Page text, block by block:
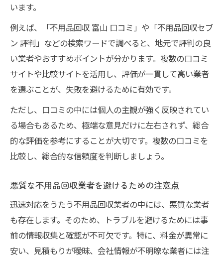
います。
例えば、「不用品回収 富山 口コミ」や「不用品回収セブ
ン 評判」などの検索ワードで調べると、地元で評判の良
い業者やおすすめポイントが分かります。複数の口コミ
サイトや比較サイトを活用し、評価が一貫して高い業者
を選ぶことが、失敗を避けるために有効です。
ただし、口コミの中には個人の主観が強く反映されてい
る場合もあるため、極端な意見だけに左右されず、総合
的な評価を参考にすることが大切です。複数の口コミを
比較し、総合的な信頼度を判断しましょう。
悪質な不用品回収業者を避けるための注意点
迅速対応をうたう不用品回収業者の中には、悪質な業者
も存在します。そのため、トラブルを避けるためには事
前の情報収集と確認が不可欠です。特に、料金が異常に
安い、見積もりが曖昧、会社情報が不明瞭な業者には注